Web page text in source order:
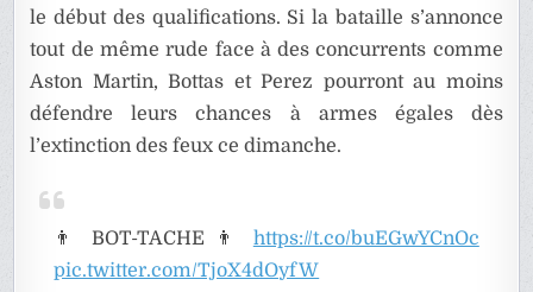
le début des qualifications. Si la bataille s’annonce
tout de même rude face à des concurrents comme
Aston Martin, Bottas et Perez pourront au moins
défendre leurs chances à armes égales dès
l’extinction des feux ce dimanche.
👨 BOT-TACHE 👨 https://t.co/buEGwYCnOc
pic.twitter.com/TjoX4dOyfW